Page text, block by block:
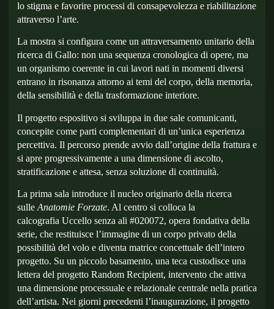
lo stigma e favorire processi di consapevolezza e riabilitazione
attraverso l’arte.
La mostra si configura come un attraversamento unitario della
ricerca di Gallo: non una sequenza cronologica di opere, ma
un organismo coerente in cui lavori nati in momenti diversi
entrano in risonanza attorno ai temi del corpo, della memoria,
della sensibilità e della trasformazione interiore.
Il progetto espositivo si sviluppa in due sale comunicanti,
concepite come parti complementari di un’unica esperienza
percettiva. Il percorso prende avvio dall’origine della frattura e
si apre progressivamente a una dimensione di ascolto,
stratificazione e attesa, senza soluzione di continuità.
La prima sala introduce il nucleo originario della ricerca
sulle Anatomie Forzate. Al centro si colloca la
calcografia Uccello senza ali #020072, opera fondativa della
serie, che restituisce l’immagine di un corpo privato della
possibilità del volo e diventa matrice concettuale dell’intero
progetto. Su un piccolo basamento, una teca custodisce una
lettera del progetto Random Recipient, intervento che attiva
una dimensione processuale e relazionale centrale nella pratica
dell’artista. Nei giorni precedenti l’inaugurazione, il progetto